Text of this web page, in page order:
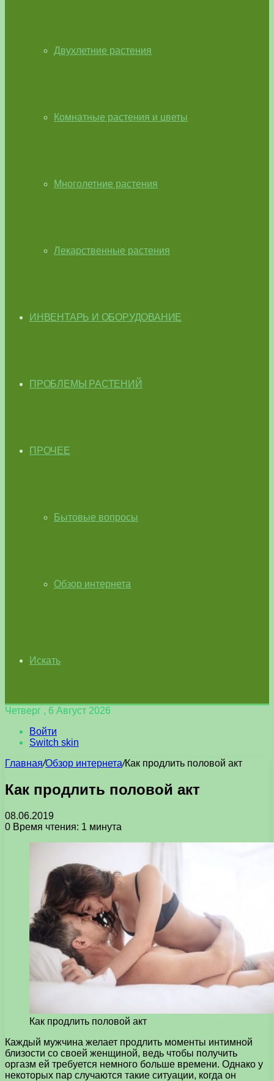
Двухлетние растения
Комнатные растения и цветы
Многолетние растения
Лекарственные растения
ИНВЕНТАРЬ И ОБОРУДОВАНИЕ
ПРОБЛЕМЫ РАСТЕНИЙ
ПРОЧЕЕ
Бытовые вопросы
Обзор интернета
Искать
Четверг , 6 Август 2026
Войти
Switch skin
Главная/Обзор интернета/Как продлить половой акт
Как продлить половой акт
08.06.2019
0 Время чтения: 1 минута
Как продлить половой акт
Каждый мужчина желает продлить моменты интимной
близости со своей женщиной, ведь чтобы получить
оргазм ей требуется немного больше времени. Однако у
некоторых пар случаются такие ситуации, когда он